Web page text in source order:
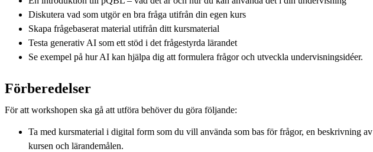
Diskutera vad som utgör en bra fråga utifrån din egen kurs
Skapa frågebaserat material utifrån ditt kursmaterial
Testa generativ AI som ett stöd i det frågestyrda lärandet
Se exempel på hur AI kan hjälpa dig att formulera frågor och utveckla undervisningsidéer.
Förberedelser
För att workshopen ska gå att utföra behöver du göra följande:
Ta med kursmaterial i digital form som du vill använda som bas för frågor, en beskrivning av
kursen och lärandemålen.